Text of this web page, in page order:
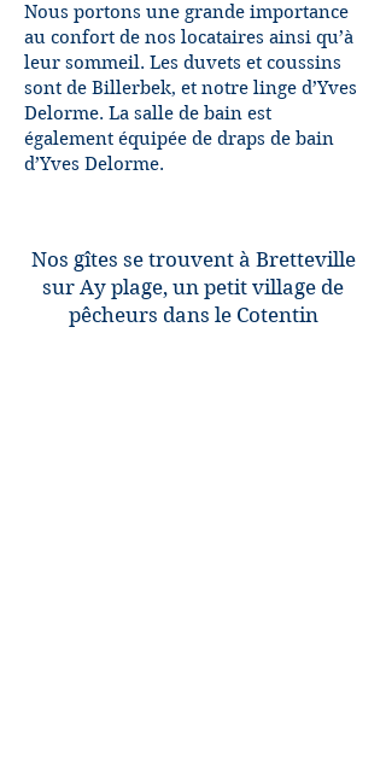
Nous portons une grande importance
au confort de nos locataires ainsi qu’à
leur sommeil. Les duvets et coussins
sont de Billerbek, et notre linge d’Yves
Delorme. La salle de bain est
également équipée de draps de bain
d’Yves Delorme.
Nos gîtes se trouvent à Bretteville
sur Ay plage, un petit village de
pêcheurs dans le Cotentin